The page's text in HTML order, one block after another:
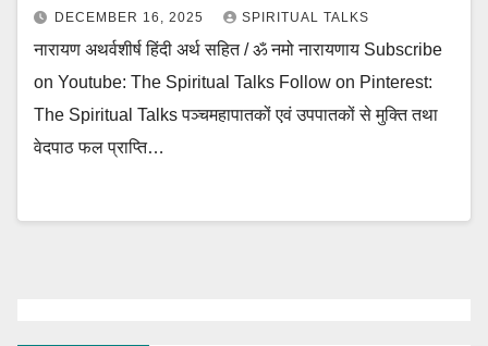
DECEMBER 16, 2025 SPIRITUAL TALKS
नारायण अथर्वशीर्ष हिंदी अर्थ सहित / ॐ नमो नारायणाय Subscribe
on Youtube: The Spiritual Talks Follow on Pinterest:
The Spiritual Talks पञ्चमहापातकों एवं उपपातकों से मुक्ति तथा
वेदपाठ फल प्राप्ति…